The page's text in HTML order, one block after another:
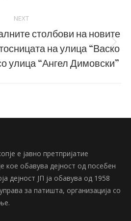
NEXT
Next
post:
столбови на новите
на улица “Васко
улица “Ангел Димовски”
е јавно претпријатие
кое обавува дејност од посебен
дејност ЈП ја обавува од 1958
за патишта, организација со